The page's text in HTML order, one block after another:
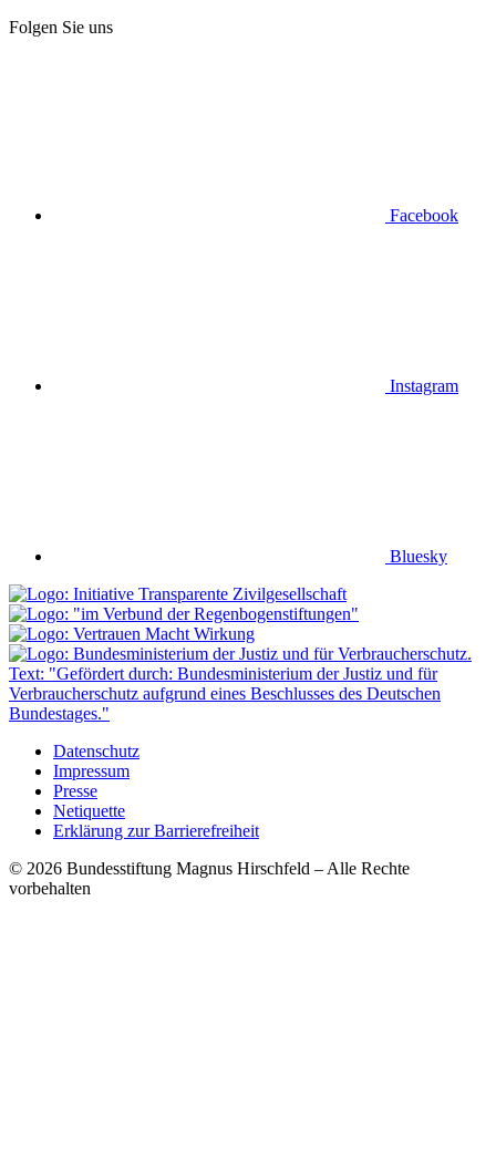
Folgen Sie uns
Facebook
Instagram
Bluesky
Datenschutz
Impressum
Presse
Netiquette
Erklärung zur Barrierefreiheit
© 2026 Bundesstiftung Magnus Hirschfeld – Alle Rechte
vorbehalten